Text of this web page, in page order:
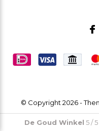
© Copyright 2026-
De Goud Winkel 5/5